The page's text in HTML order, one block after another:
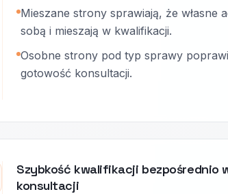
Mieszane strony sprawiają, że własne
sobą i mieszają w kwalifikacji.
Osobne strony pod typ sprawy
gotowość konsultacji.
Szybkość kwalifikacji bezpośrednio
konsultacji